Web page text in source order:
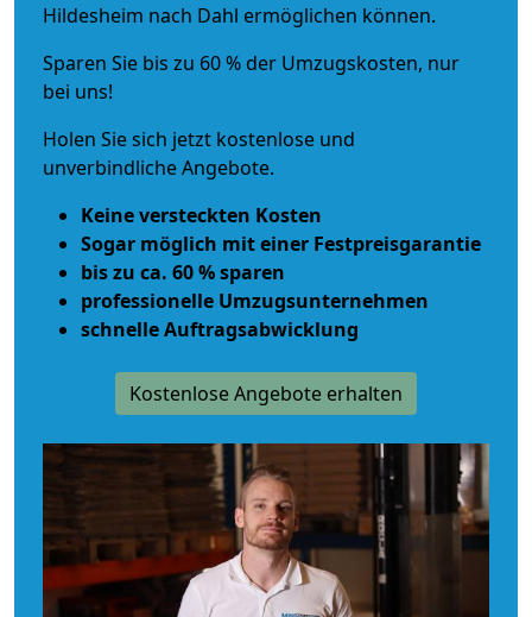
Hildesheim nach Dahl ermöglichen können.
Sparen Sie bis zu 60 % der Umzugskosten, nur
bei uns!
Holen Sie sich jetzt kostenlose und
unverbindliche Angebote.
Keine versteckten Kosten
Sogar möglich mit einer Festpreisgarantie
bis zu ca. 60 % sparen
professionelle Umzugsunternehmen
schnelle Auftragsabwicklung
Kostenlose Angebote erhalten